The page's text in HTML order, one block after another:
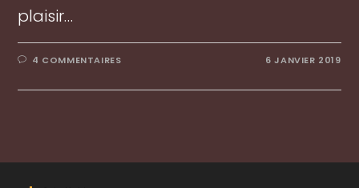
plaisir…
4 COMMENTAIRES 6 JANVIER 2019